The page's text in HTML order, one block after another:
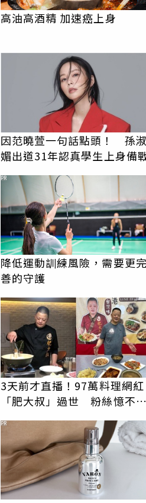
高油高酒精 加速癌上身
因范曉萱一句話點頭！ 孫
媚出道31年認真學生上身備
降低運動訓練風險，需要更
善的守護
PR
3天前才直播！97萬料理網紅
「肥大叔」過世 粉絲憶不
PR